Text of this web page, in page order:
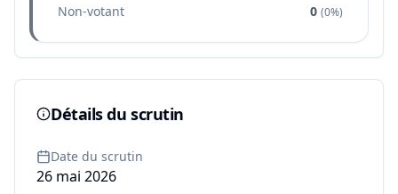
Non-votant 0 (0%)
Détails du scrutin
Date du scrutin
26 mai 2026